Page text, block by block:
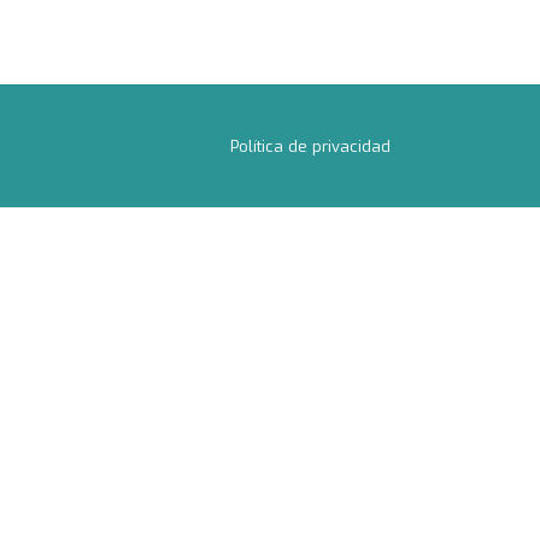
Política de privacidad